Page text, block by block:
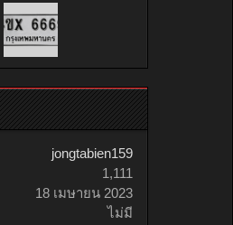
jongtabien159
1,111
18 เมษายน 2023
ไม่มี